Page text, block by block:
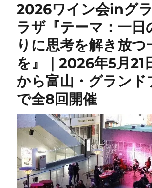
2026ワイン会inグ
ラザ『テーマ：一日
りに思考を解き放つ
を』｜2026年5月21
から富山・グランド
で全8回開催